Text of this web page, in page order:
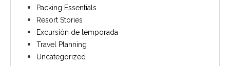
Packing Essentials
Resort Stories
Excursión de temporada
Travel Planning
Uncategorized